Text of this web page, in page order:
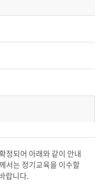
정되어 아래와 같이 안내
서는 정기교육을 이수할
랍니다.